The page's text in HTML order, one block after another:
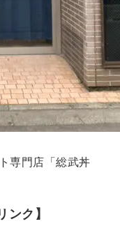
専門店「総武丼
ンク】